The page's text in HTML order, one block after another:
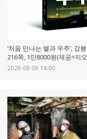
‘처음 만나는 별과 우주’, 강
216쪽, 1만8000원(제공=지
2026-08-06 14:00